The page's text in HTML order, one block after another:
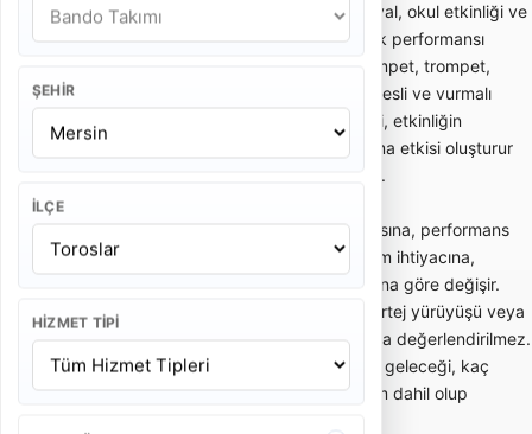
ŞEHIR
İLÇE
HIZMET TIPI
yürüyüşü, sünnet organizasyonu, festival, okul etkinliği ve
kurumsal davetlerde enerjik canlı müzik performansı
sunan gezici müzik ekibidir. Davul, trampet, trompet,
klarnet, saksafon, zurna veya farklı nefesli ve vurmalı
enstrümanlardan oluşabilir. Bando ekibi, etkinliğin
başlangıcında dikkat çekici bir karşılama etkisi oluşturur
ve kalabalığın enerjisini hızlıca yükseltir.
Bando takımı fiyatları; ekipteki kişi sayısına, performans
süresine, etkinlik yerine, şehir dışı ulaşım ihtiyacına,
kostüm tercihine ve repertuar kapsamına göre değişir.
Kısa gelin alma performansı ile uzun kortej yürüyüşü veya
kurumsal açılış programı aynı kapsamda değerlendirilmez.
Bu yüzden teklif alırken kaç kişilik ekip geleceği, kaç
dakika performans yapılacağı ve ulaşım dahil olup